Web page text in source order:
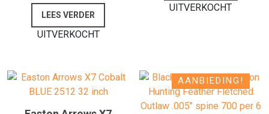
LEES VERDER
UITVERKOCHT
UITVERKOCHT
AANBIEDING!